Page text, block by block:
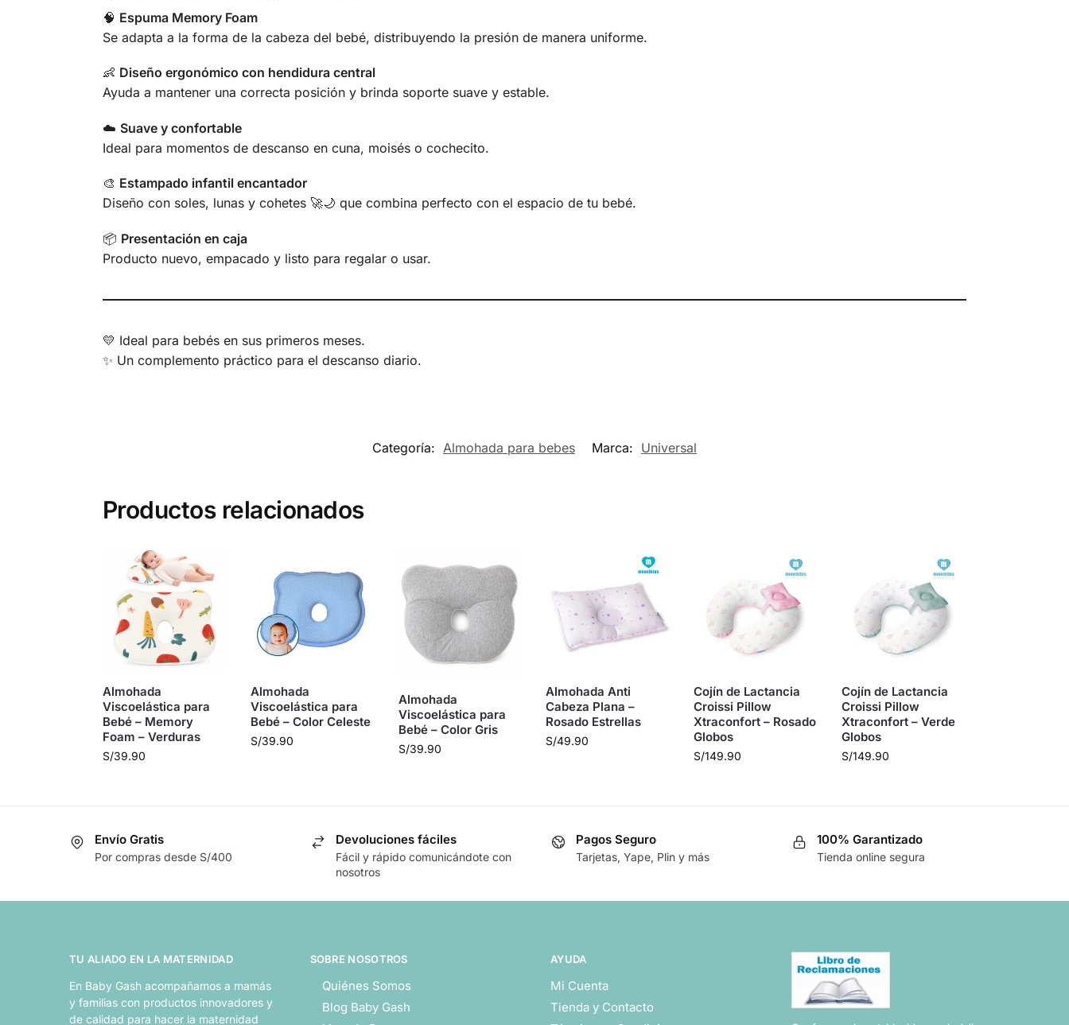
🧠 Espuma Memory Foam
Se adapta a la forma de la cabeza del bebé, distribuyendo la presión de manera uniforme.
👶 Diseño ergonómico con hendidura central
Ayuda a mantener una correcta posición y brinda soporte suave y estable.
☁️ Suave y confortable
Ideal para momentos de descanso en cuna, moisés o cochecito.
🎨 Estampado infantil encantador
Diseño con soles, lunas y cohetes 🚀🌙 que combina perfecto con el espacio de tu bebé.
📦 Presentación en caja
Producto nuevo, empacado y listo para regalar o usar.
💛 Ideal para bebés en sus primeros meses.
✨ Un complemento práctico para el descanso diario.
Categoría: Almohada para bebes Marca: Universal
Productos relacionados
Almohada
Viscoelástica para
Bebé – Memory
Foam – Verduras
S/39.90
Almohada
Viscoelástica para
Bebé – Color Celeste
S/39.90
Almohada
Viscoelástica para
Bebé – Color Gris
S/39.90
Almohada Anti
Cabeza Plana –
Rosado Estrellas
S/49.90
Cojín de Lactancia
Croissi Pillow
Xtraconfort – Rosado
Globos
S/149.90
Cojín de Lactancia
Croissi Pillow
Xtraconfort – Verde
Globos
S/149.90
Envío Gratis
Por compras desde S/400
Devoluciones fáciles
Fácil y rápido comunicándote con
nosotros
Pagos Seguro
Tarjetas, Yape, Plin y más
100% Garantizado
Tienda online segura
TU ALIADO EN LA MATERNIDAD
En Baby Gash acompañamos a mamás
y familias con productos innovadores y
de calidad para hacer la maternidad
SOBRE NOSOTROS
Quiénes Somos
Blog Baby Gash
AYUDA
Mi Cuenta
Tienda y Contacto